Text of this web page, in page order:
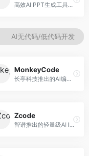
高效AI PPT生成工具，专注于演示文稿智能创作。面向职场人士，支持主题输入、内容生成、设计美化等功能，PPT制作效率高。
AI无代码/低代码开发
MonkeyCode
长亭科技推出的AI编程助手，专注于安全开发。面向开发者，提供代码生成、安全检测、漏洞修复等服务，安全开发能力强。
Zcode
智谱推出的轻量级AI IDE，基于GLM模型。面向开发者，提供智能代码补全、代码生成、错误检测等服务，中文编程支持好。